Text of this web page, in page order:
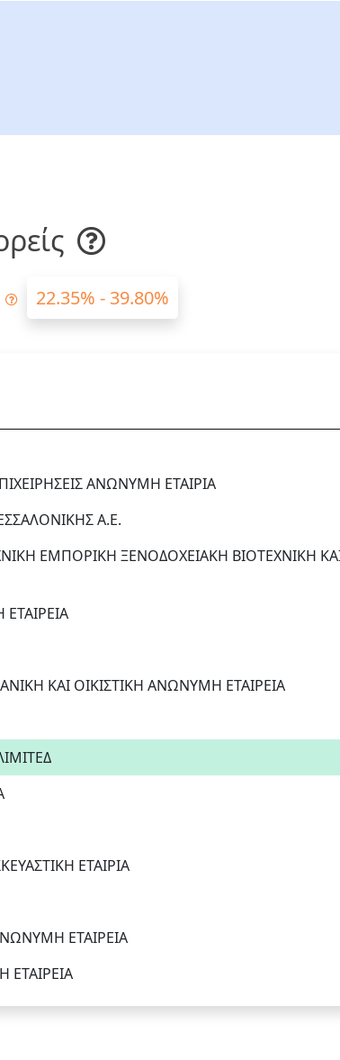
22.35% - 39.80%
ΑΝΩΝΥΜΗ ΕΤΑΙΡΙΑ
Α.Ε.
ΕΜΠΟΡΙΚΗ ΞΕΝΟΔΟΧΕΙΑΚΗ ΒΙΟΤΕΧΝΙΚΗ
ΚΑΙ ΟΙΚΙΣΤΙΚΗ ΑΝΩΝΥΜΗ ΕΤΑΙΡΕΙΑ
ΕΤΑΙΡΙΑ
ΕΤΑΙΡΕΙΑ